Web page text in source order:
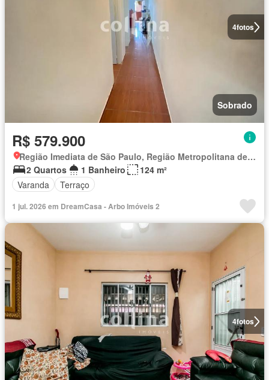
4fotos
Sobrado
R$ 579.900
Região Imediata de São Paulo, Região Metropolitana de São Paulo
2 Quartos
1 Banheiro
124 m²
Varanda
Terraço
1 jul. 2026 em DreamCasa - Arbo Imóveis 2
4fotos